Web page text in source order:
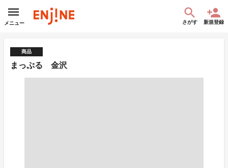
メニュー さがす 新規登録
商品
まっぷる 金沢